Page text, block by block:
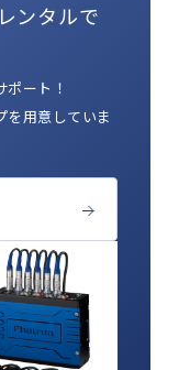
ンタルで
ート！
を用意していま